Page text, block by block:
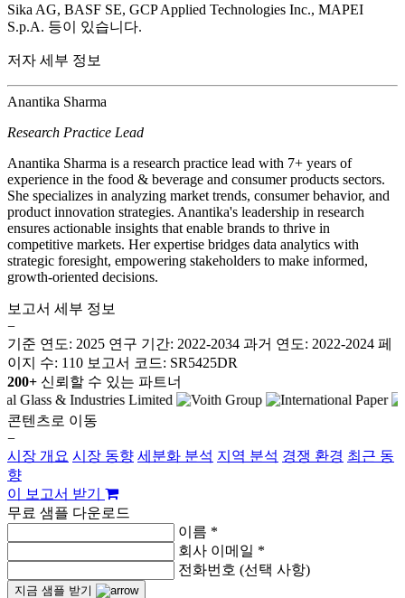
Sika AG, BASF SE, GCP Applied Technologies Inc., MAPEI
S.p.A. 등이 있습니다.
저자 세부 정보
Anantika Sharma
Research Practice Lead
Anantika Sharma is a research practice lead with 7+ years of
experience in the food & beverage and consumer products sectors.
She specializes in analyzing market trends, consumer behavior, and
product innovation strategies. Anantika's leadership in research
ensures actionable insights that enable brands to thrive in
competitive markets. Her expertise bridges data analytics with
strategic foresight, empowering stakeholders to make informed,
growth-oriented decisions.
보고서 세부 정보
−
기준 연도: 2025 연구 기간: 2022-2034 과거 연도: 2022-2024 페
이지 수: 110 보고서 코드: SR5425DR
200+ 신뢰할 수 있는 파트너
콘텐츠로 이동
−
시장 개요 시장 동향 세분화 분석 지역 분석 경쟁 환경 최근 동
향
이 보고서 받기
무료 샘플 다운로드
이름 *
회사 이메일 *
전화번호 (선택 사항)
지금 샘플 받기